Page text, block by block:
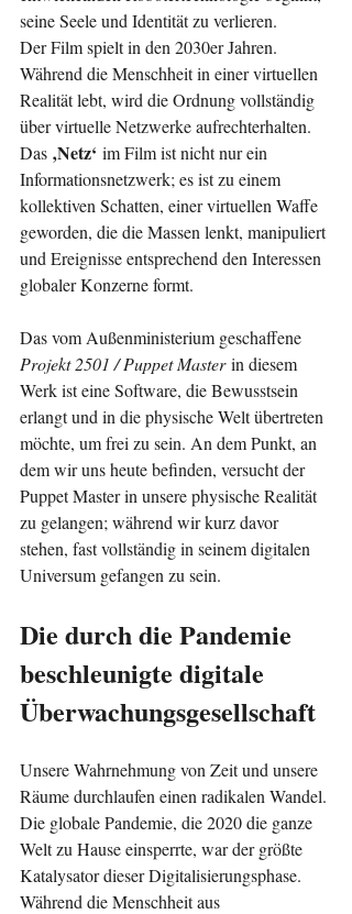
seine Seele und Identität zu verlieren.
Der Film spielt in den 2030er Jahren.
Während die Menschheit in einer virtuellen
Realität lebt, wird die Ordnung vollständig
über virtuelle Netzwerke aufrechterhalten.
Das ‚Netz‘ im Film ist nicht nur ein
Informationsnetzwerk; es ist zu einem
kollektiven Schatten, einer virtuellen Waffe
geworden, die die Massen lenkt, manipuliert
und Ereignisse entsprechend den Interessen
globaler Konzerne formt.
Das vom Außenministerium geschaffene
Projekt 2501 / Puppet Master in diesem
Werk ist eine Software, die Bewusstsein
erlangt und in die physische Welt übertreten
möchte, um frei zu sein. An dem Punkt, an
dem wir uns heute befinden, versucht der
Puppet Master in unsere physische Realität
zu gelangen; während wir kurz davor
stehen, fast vollständig in seinem digitalen
Universum gefangen zu sein.
Die durch die Pandemie
beschleunigte digitale
Überwachungsgesellschaft
Unsere Wahrnehmung von Zeit und unsere
Räume durchlaufen einen radikalen Wandel.
Die globale Pandemie, die 2020 die ganze
Welt zu Hause einsperrte, war der größte
Katalysator dieser Digitalisierungsphase.
Während die Menschheit aus